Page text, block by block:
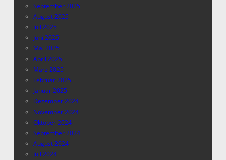
September 2025
August 2025
Juli 2025
Juni 2025
Mai 2025
April 2025
März 2025
Februar 2025
Januar 2025
Dezember 2024
November 2024
Oktober 2024
September 2024
August 2024
Juli 2024